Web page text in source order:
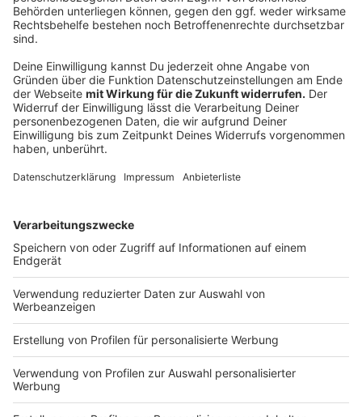
Die Masse zu einem glatten Teig verarbeiten. Bei
Bedarf etwas mehr Mehl hinzugeben. Den Teig
vier Zentimeter breite Rollen formen. Von den
Rollen etwa daumenbreite Stücke abschneiden
und zu Gnocchi formen.
Die Gnocchi in siedendem Salzwasser etwa 3
Minuten gar ziehen lassen, bis sie an die
lassen.
Gnocchi kurz darin schwenken.
Das Saltimbocca vom Landhuhn mit dem Mangold
und den Gnocchi anrichten und mit Chickenchips
sowie frittiertem Salbei garniert servieren.
Anzeige
Das ist der Kitchen Club by Nelson Müller
Anzeige